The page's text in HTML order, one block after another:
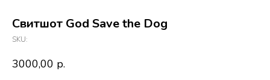
Свитшот God Save the Dog
SKU:
3000,00 р.